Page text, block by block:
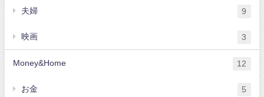
夫婦 9
映画 3
Money&Home 12
お金 5